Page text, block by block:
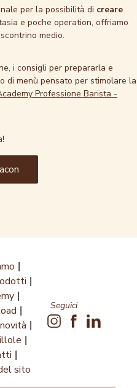
per la possibilità di creare
e poche operation, offriamo
medio.
i consigli per prepararla e
di menù pensato per stimolare la
Professione Barista -
sito
Seguici